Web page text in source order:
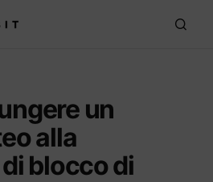
un
alla
blocco di